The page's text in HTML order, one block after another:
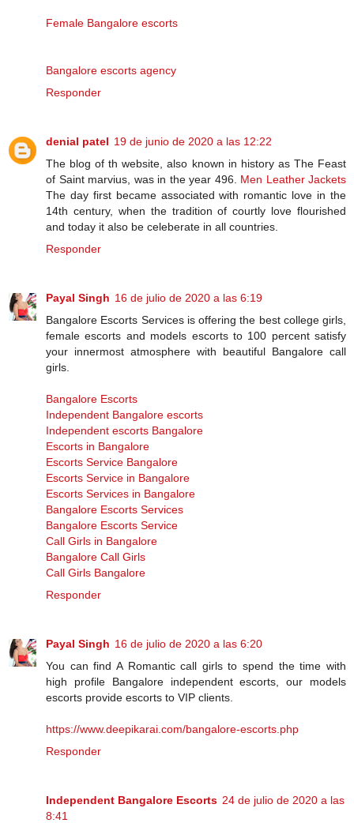
Female Bangalore escorts
Bangalore escorts agency
Responder
denial patel 19 de junio de 2020 a las 12:22
The blog of th website, also known in history as The Feast
of Saint marvius, was in the year 496. Men Leather Jackets
The day first became associated with romantic love in the
14th century, when the tradition of courtly love flourished
and today it also be celeberate in all countries.
Responder
Payal Singh 16 de julio de 2020 a las 6:19
Bangalore Escorts Services is offering the best college girls,
female escorts and models escorts to 100 percent satisfy
your innermost atmosphere with beautiful Bangalore call
girls.
Bangalore Escorts
Independent Bangalore escorts
Independent escorts Bangalore
Escorts in Bangalore
Escorts Service Bangalore
Escorts Service in Bangalore
Escorts Services in Bangalore
Bangalore Escorts Services
Bangalore Escorts Service
Call Girls in Bangalore
Bangalore Call Girls
Call Girls Bangalore
Responder
Payal Singh 16 de julio de 2020 a las 6:20
You can find A Romantic call girls to spend the time with
high profile Bangalore independent escorts, our models
escorts provide escorts to VIP clients.
https://www.deepikarai.com/bangalore-escorts.php
Responder
Independent Bangalore Escorts 24 de julio de 2020 a las
8:41